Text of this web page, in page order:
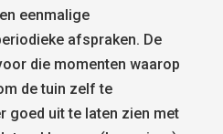
eenmalige
afspraken. De
die momenten waarop
de tuin zelf te
goed uit te laten zien met